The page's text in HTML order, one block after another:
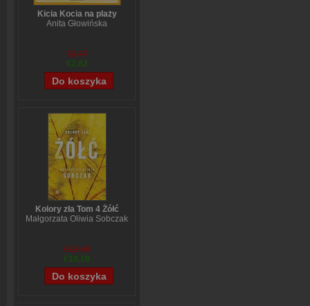
Kicia Kocia na plaży
Anita Głowińska
€3,47
€2,82
Kolory zła Tom 4 Żółć
Małgorzata Oliwia Sobczak
€12,68
€10,19